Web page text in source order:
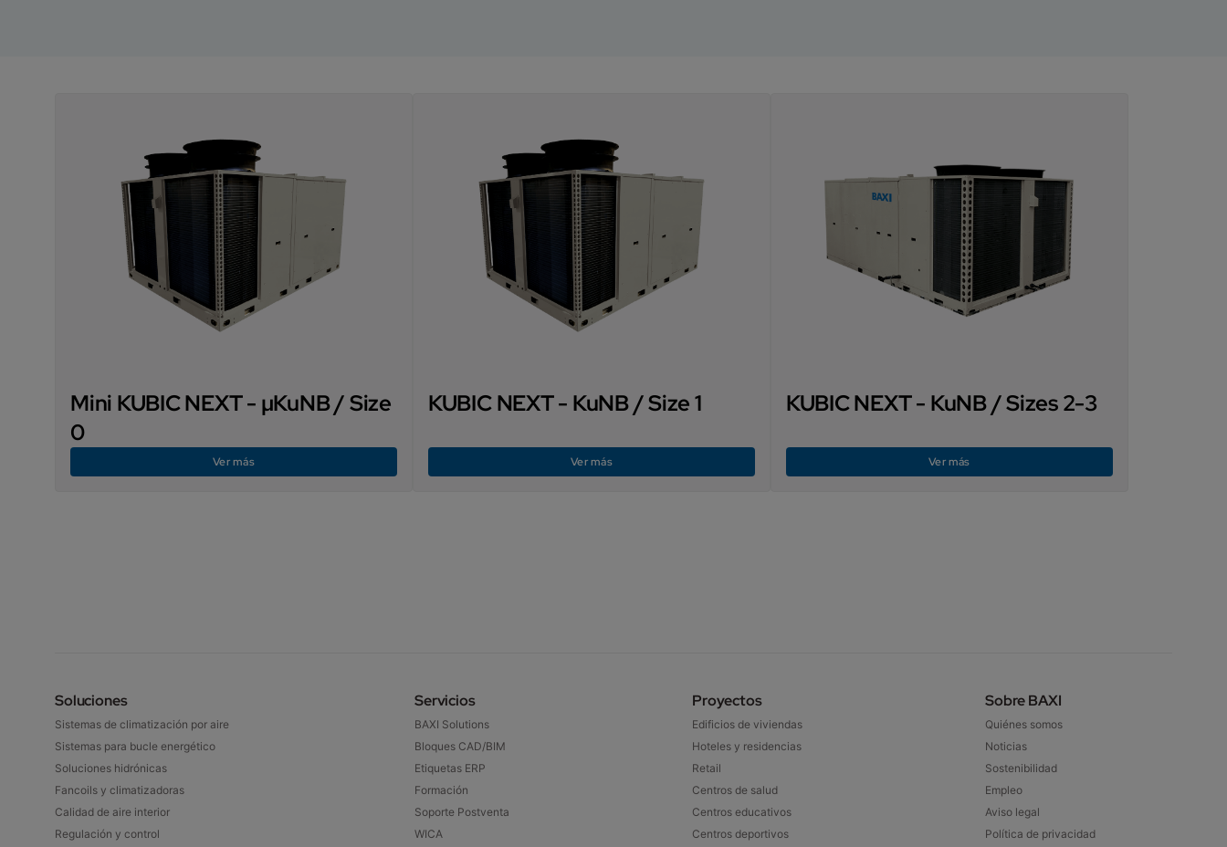
Mini KUBIC NEXT - µKuNB / Size
0
Ver más
KUBIC NEXT - KuNB / Size 1
Ver más
KUBIC NEXT - KuNB / Sizes 2-3
Ver más
Soluciones
Sistemas de climatización por aire
Sistemas para bucle energético
Soluciones hidrónicas
Fancoils y climatizadoras
Calidad de aire interior
Regulación y control
Servicios
BAXI Solutions
Bloques CAD/BIM
Etiquetas ERP
Formación
Soporte Postventa
WICA
Proyectos
Edificios de viviendas
Hoteles y residencias
Retail
Centros de salud
Centros educativos
Centros deportivos
Sobre BAXI
Quiénes somos
Noticias
Sostenibilidad
Empleo
Aviso legal
Política de privacidad